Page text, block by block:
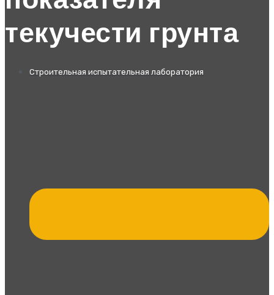
текучести грунта
Строительная испытательная лаборатория